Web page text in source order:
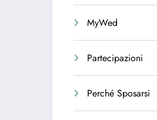
MyWed
Partecipazioni
Perché Sposarsi